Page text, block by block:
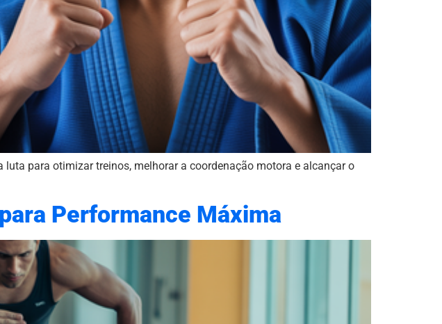
para otimizar treinos, melhorar a coordenação motora e alcançar o
Performance Máxima